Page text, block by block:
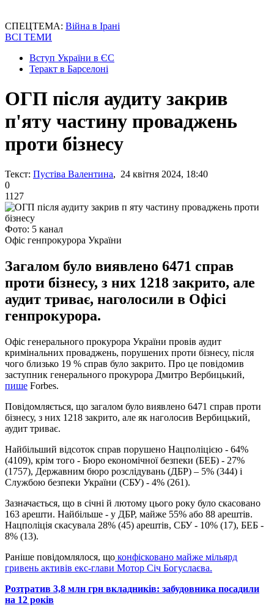
СПЕЦТЕМА: Війна в Ірані
ВСІ ТЕМИ
Вступ України в ЄС
Теракт в Барселоні
ОГП після аудиту закрив
п'яту частину проваджень
проти бізнесу
Текст: Пустіва Валентина, 24 квітня 2024, 18:40
0
1127
Фото: 5 канал
Офіс генпрокурора України
Загалом було виявлено 6471 справ
проти бізнесу, з них 1218 закрито, але
аудит триває, наголосили в Офісі
генпрокурора.
Офіс генерального прокурора України провів аудит
кримінальних проваджень, порушених проти бізнесу, після
чого близько 19 % справ було закрито. Про це повідомив
заступник генерального прокурора Дмитро Вербицький,
пише Forbes.
Повідомляється, що загалом було виявлено 6471 справ проти
бізнесу, з них 1218 закрито, але як наголосив Вербицький,
аудит триває.
Найбільший відсоток справ порушено Нацполіцією - 64%
(4109), крім того - Бюро економічної безпеки (БЕБ) - 27%
(1757), Державним бюро розслідувань (ДБР) – 5% (344) і
Службою безпеки України (СБУ) - 4% (261).
Зазначається, що в січні й лютому цього року було скасовано
163 арешти. Найбільше - у ДБР, майже 55% або 88 арештів.
Нацполіція скасувала 28% (45) арештів, СБУ - 10% (17), БЕБ -
8% (13).
Раніше повідомлялося, що конфісковано майже мільярд
гривень активів екс-глави Мотор Січ Богуслаєва.
Розтратив 3,8 млн грн вкладників: забудовника посадили
на 12 років